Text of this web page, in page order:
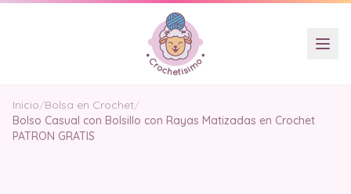
Inicio/Bolsa en Crochet/
Bolso Casual con Bolsillo con Rayas Matizadas en Crochet
PATRON GRATIS